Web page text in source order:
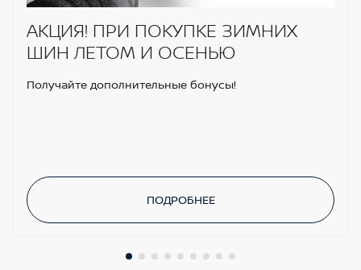
АКЦИЯ! ПРИ ПОКУПКЕ ЗИМНИХ
ШИН ЛЕТОМ И ОСЕНЬЮ
Получайте дополнительные бонусы!
ПОДРОБНЕЕ